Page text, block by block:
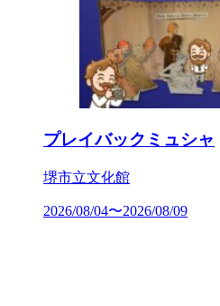
プレイバックミュシャ
堺市立文化館
2026/08/04〜2026/08/09